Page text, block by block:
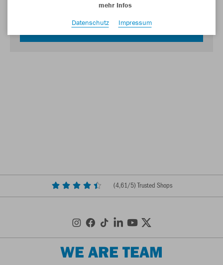
JETZT EINLOGGEN
(4,61/5) Trusted Shops
WE ARE TEAM
mehr Infos
Datenschutz
Impressum